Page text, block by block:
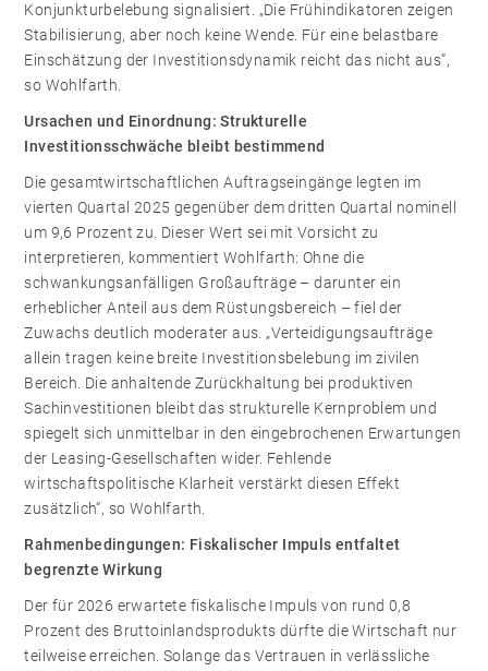
Konjunkturbelebung signalisiert. „Die Frühindikatoren zeigen
Stabilisierung, aber noch keine Wende. Für eine belastbare
Einschätzung der Investitionsdynamik reicht das nicht aus“,
so Wohlfarth.
Ursachen und Einordnung: Strukturelle
Investitionsschwäche bleibt bestimmend
Die gesamtwirtschaftlichen Auftragseingänge legten im
vierten Quartal 2025 gegenüber dem dritten Quartal nominell
um 9,6 Prozent zu. Dieser Wert sei mit Vorsicht zu
interpretieren, kommentiert Wohlfarth: Ohne die
schwankungsanfälligen Großaufträge – darunter ein
erheblicher Anteil aus dem Rüstungsbereich – fiel der
Zuwachs deutlich moderater aus. „Verteidigungsaufträge
allein tragen keine breite Investitionsbelebung im zivilen
Bereich. Die anhaltende Zurückhaltung bei produktiven
Sachinvestitionen bleibt das strukturelle Kernproblem und
spiegelt sich unmittelbar in den eingebrochenen Erwartungen
der Leasing-Gesellschaften wider. Fehlende
wirtschaftspolitische Klarheit verstärkt diesen Effekt
zusätzlich“, so Wohlfarth.
Rahmenbedingungen: Fiskalischer Impuls entfaltet
begrenzte Wirkung
Der für 2026 erwartete fiskalische Impuls von rund 0,8
Prozent des Bruttoinlandsprodukts dürfte die Wirtschaft nur
teilweise erreichen. Solange das Vertrauen in verlässliche